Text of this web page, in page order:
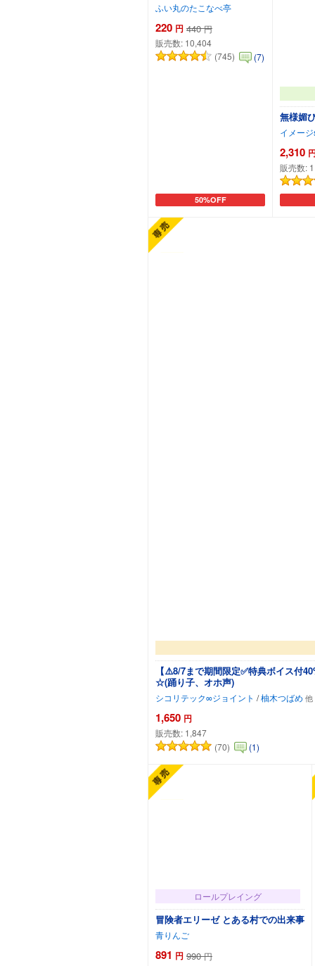
ふい丸のたこなべ亭
220 円 440 円
販売数: 10,404
(745)
(7)
50%OFF
カートに追加
無様媚
イメー
2,310
販売数:
【⚠️8/7まで期間限定✅特典ボイス付
☆(踊り子、オホ声)
シコリテック∞ジョイント /柚木つばめ
1,650 円
販売数: 1,847
(70)
(1)
ロールプレイング
冒険者エリーゼ とある村での出来事
青りんご
891 円 990 円